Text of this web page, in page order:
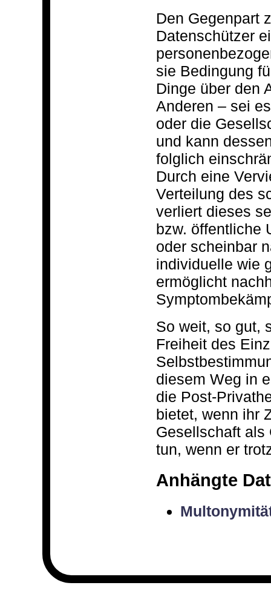
Den Gegenpart
Datenschützer
sie Bedingung
Dinge über den
Anderen – sei
oder die
und kann
folglich
Durch eine
Verteilung des
verliert dieses
bzw. öffentliche
oder scheinbar
individuelle wie
ermöglicht
So weit, so gut,
Freiheit des
diesem Weg in
die Post-
bietet, wenn ihr
Gesellschaft als
tun, wenn er
Anhängte